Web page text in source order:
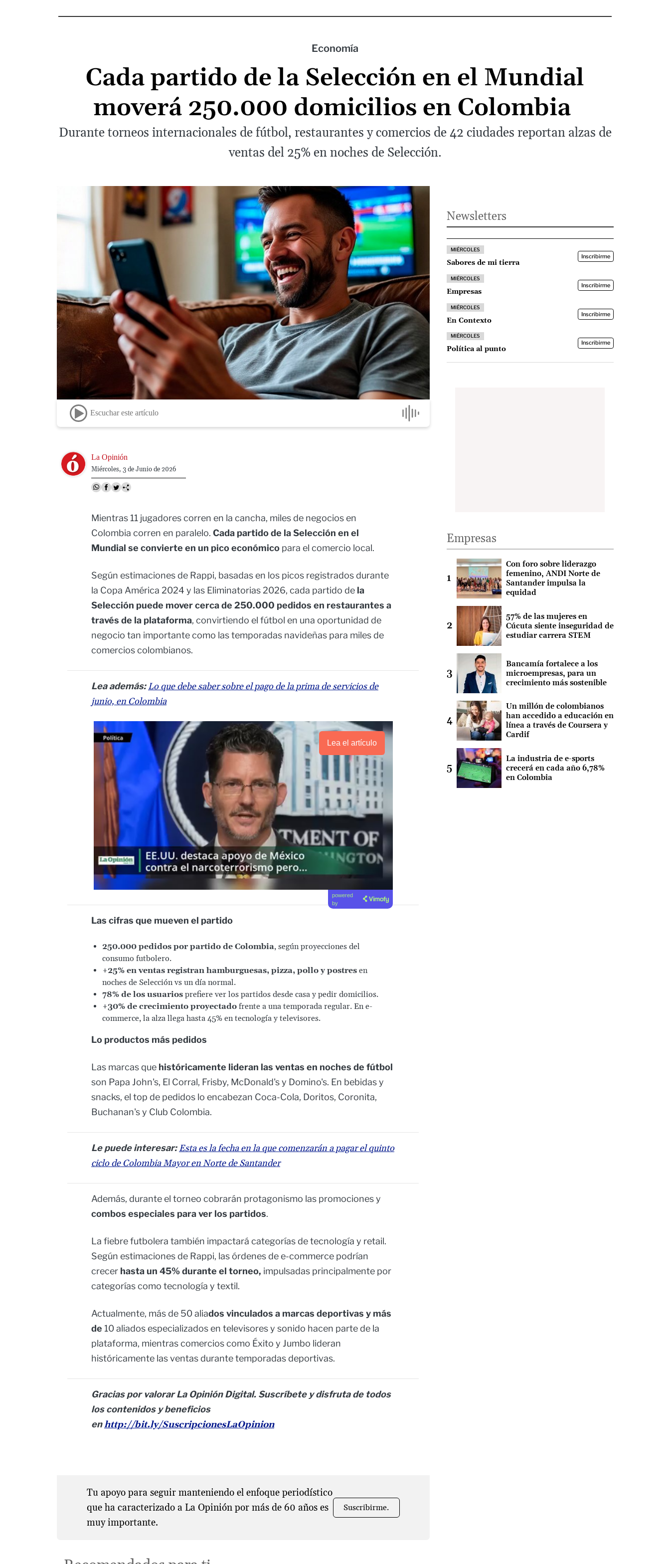
Economía
Cada partido de la Selección en el Mundial
moverá 250.000 domicilios en Colombia
Durante torneos internacionales de fútbol, restaurantes y comercios de 42 ciudades reportan alzas de
ventas del 25% en noches de Selección.
Escuchar este artículo
Image La Opinión
Miércoles, 3 de Junio de 2026
Mientras 11 jugadores corren en la cancha, miles de negocios en
Colombia corren en paralelo. Cada partido de la Selección en el
Mundial se convierte en un pico económico para el comercio local.
Según estimaciones de Rappi, basadas en los picos registrados durante
la Copa América 2024 y las Eliminatorias 2026, cada partido de la
Selección puede mover cerca de 250.000 pedidos en restaurantes a
través de la plataforma, convirtiendo el fútbol en una oportunidad de
negocio tan importante como las temporadas navideñas para miles de
comercios colombianos.
Lea además:Lo que debe saber sobre el pago de la prima de servicios de
junio, en Colombia
Lea el artículo
powered
by
Las cifras que mueven el partido
250.000 pedidos por partido de Colombia, según proyecciones del
consumo futbolero.
+25% en ventas registran hamburguesas, pizza, pollo y postres en
noches de Selección vs un día normal.
78% de los usuarios prefiere ver los partidos desde casa y pedir domicilios.
+30% de crecimiento proyectado frente a una temporada regular. En e-
commerce, la alza llega hasta 45% en tecnología y televisores.
Lo productos más pedidos
Las marcas que históricamente lideran las ventas en noches de fútbol
son Papa John's, El Corral, Frisby, McDonald's y Domino's. En bebidas y
snacks, el top de pedidos lo encabezan Coca-Cola, Doritos, Coronita,
Buchanan's y Club Colombia.
Le puede interesar:Esta es la fecha en la que comenzarán a pagar el quinto
ciclo de Colombia Mayor en Norte de Santander
Además, durante el torneo cobrarán protagonismo las promociones y
combos especiales para ver los partidos.
La fiebre futbolera también impactará categorías de tecnología y retail.
Según estimaciones de Rappi, las órdenes de e-commerce podrían
crecer hasta un 45% durante el torneo, impulsadas principalmente por
categorías como tecnología y textil.
Actualmente, más de 50 aliados vinculados a marcas deportivas y más
de 10 aliados especializados en televisores y sonido hacen parte de la
plataforma, mientras comercios como Éxito y Jumbo lideran
históricamente las ventas durante temporadas deportivas.
Gracias por valorar La Opinión Digital. Suscríbete y disfruta de todos
los contenidos y beneficios
enhttp://bit.ly/SuscripcionesLaOpinion
Tu apoyo para seguir manteniendo el enfoque periodístico
que ha caracterizado a La Opinión por más de 60 años es
muy importante.
Suscribirme.
Newsletters
MIÉRCOLES
Sabores de mi tierra
Inscribirme
MIÉRCOLES
Empresas
Inscribirme
MIÉRCOLES
En Contexto
Inscribirme
MIÉRCOLES
Política al punto
Inscribirme
Empresas
Con foro sobre liderazgo
femenino, ANDI Norte de
Santander impulsa la
equidad
57% de las mujeres en
Cúcuta siente inseguridad de
estudiar carrera STEM
Bancamía fortalece a los
microempresas, para un
crecimiento más sostenible
Un millón de colombianos
han accedido a educación en
línea a través de Coursera y
Cardif
La industria de e-sports
crecerá en cada año 6,78%
en Colombia